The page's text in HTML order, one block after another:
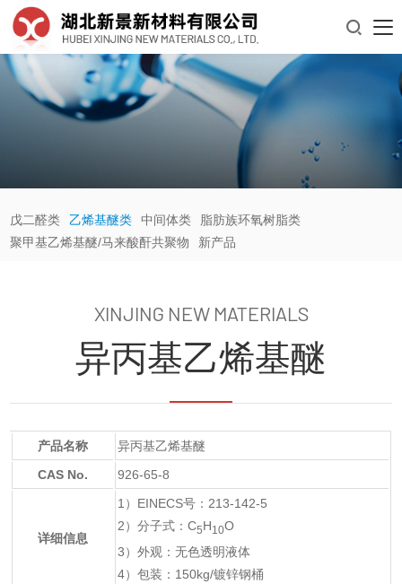

戊二醛类 乙烯基醚类 中间体类
脂肪族环氧树脂类
聚甲基乙烯基醚/马来酸酐共聚物
新产品
XINJING NEW MATERIALS
异丙基乙烯基醚
产品名称
异丙基乙烯基醚
CAS No.
926-65-8
详细信息
1）EINECS号：213-142-5
2）分子式：C5H10O
3）外观：无色透明液体
4）包装：150kg/镀锌钢桶